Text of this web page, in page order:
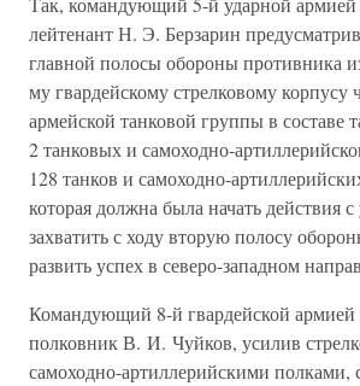
лейтенант Н. Э. Берзарин
главной полосы обороны противника
му гвардейскому стрелковому корпусу
армейской танковой группы в составе
2 танковых и самоходно-
128 танков и самоходно-
которая должна была начать действия с
захватить с ходу вторую полосу
развить успех в северо-западном
Командующий 8-й гвардейской армией
полковник В. И. Чуйков, усилив
самоходно-артиллерийскими полками,